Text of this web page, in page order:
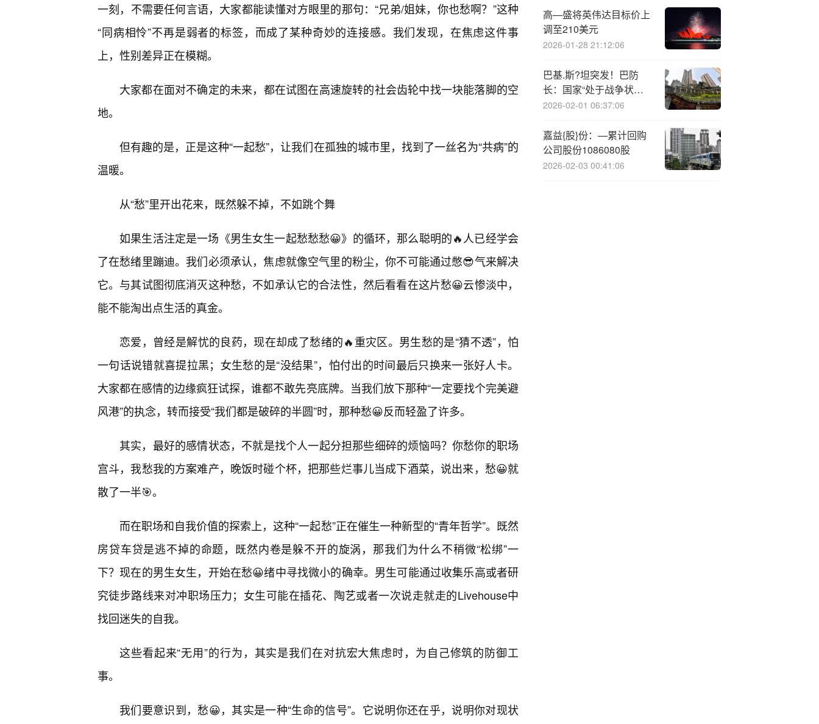
一刻，不需要任何言语，大家都能读懂对方眼里的那句：“兄弟/姐妹，你也愁啊？”这种
“同病相怜”不再是弱者的标签，而成了某种奇妙的连接感。我们发现，在焦虑这件事
上，性别差异正在模糊。
大家都在面对不确定的未来，都在试图在高速旋转的社会齿轮中找一块能落脚的空
地。
但有趣的是，正是这种“一起愁”，让我们在孤独的城市里，找到了一丝名为“共病”的
温暖。
从“愁”里开出花来，既然躲不掉，不如跳个舞
如果生活注定是一场《男生女生一起愁愁愁😀》的循环，那么聪明的🔥人已经学会
了在愁绪里蹦迪。我们必须承认，焦虑就像空气里的粉尘，你不可能通过憋😎气来解决
它。与其试图彻底消灭这种愁，不如承认它的合法性，然后看看在这片愁😀云惨淡中，
能不能淘出点生活的真金。
恋爱，曾经是解忧的良药，现在却成了愁绪的🔥重灾区。男生愁的是“猜不透”，怕
一句话说错就喜提拉黑；女生愁的是“没结果”，怕付出的时间最后只换来一张好人卡。
大家都在感情的边缘疯狂试探，谁都不敢先亮底牌。当我们放下那种“一定要找个完美避
风港”的执念，转而接受“我们都是破碎的半圆”时，那种愁😀反而轻盈了许多。
其实，最好的感情状态，不就是找个人一起分担那些细碎的烦恼吗？你愁你的职场
宫斗，我愁我的方案难产，晚饭时碰个杯，把那些烂事儿当成下酒菜，说出来，愁😀就
散了一半🎯。
而在职场和自我价值的探索上，这种“一起愁”正在催生一种新型的“青年哲学”。既然
房贷车贷是逃不掉的命题，既然内卷是躲不开的旋涡，那我们为什么不稍微“松绑”一
下？现在的男生女生，开始在愁😀绪中寻找微小的确幸。男生可能通过收集乐高或者研
究徒步路线来对冲职场压力；女生可能在插花、陶艺或者一次说走就走的Livehouse中
找回迷失的自我。
这些看起来“无用”的行为，其实是我们在对抗宏大焦虑时，为自己修筑的防御工
事。
我们要意识到，愁😀，其实是一种“生命的信号”。它说明你还在乎，说明你对现状
高—盛将英伟达目标价上
调至210美元
2026-01-28 21:12:06
巴基.斯?坦突发！巴防
长：国家“处于战争状
态”！特朗普发出警告！
2026-02-01 06:37:06
嘉益{股}份：—累计回购
公司股份1086080股
2026-02-03 00:41:06